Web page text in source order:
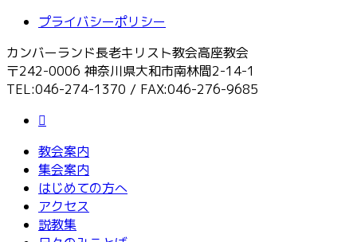
プライバシーポリシー
カンバーランド長老キリスト教会高座教会
〒242-0006 神奈川県大和市南林間2-14-1
TEL:046-274-1370 / FAX:046-276-9685
教会案内
集会案内
はじめての方へ
アクセス
説教集